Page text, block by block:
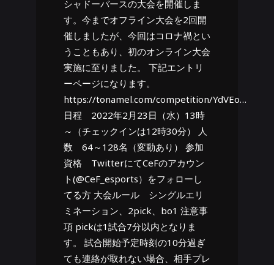
シャドーバースの大会を開催しま
す。今までオフライン大会を2回開
催しましたが、今回はコロナ禍とい
うこともあり、初のオンライン大会
実施に至りました。 下記エントリ
ーページになります。
https://tonamel.com/competition/YdVEo…
日程 2022年2月23日（水）13時
～（チェックインは12時30分） 人
数 64～128名（変動あり） 参加
資格 TwitterにてCeFのアカウン
ト(@CeF_esports）をフォローし
てる方 大会ルール シングルエリ
ミネーション、2pick、bo1 注意事
項 pickは1試合7分以内となりま
す。 試合開始予定時刻の10分過ぎ
ても連絡が取れない場合、相手プレ